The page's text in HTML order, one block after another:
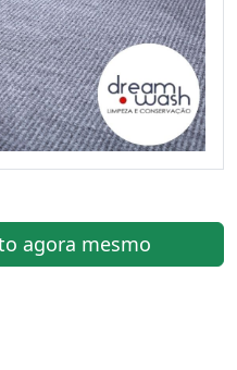
agora mesmo